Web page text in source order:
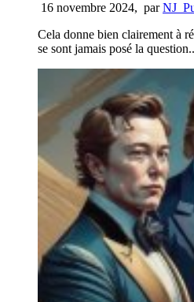
16 novembre 2024, par
Cela donne bien clairement à
se sont jamais posé la